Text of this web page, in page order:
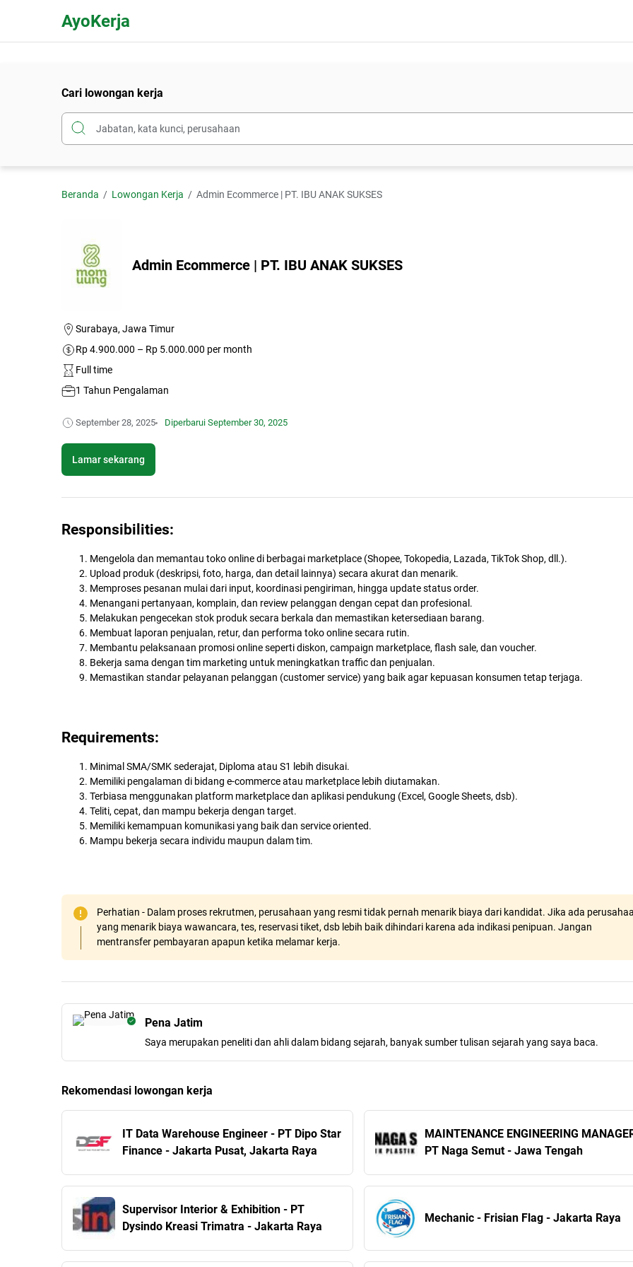
AyoKerja
Cari lowongan kerja
Beranda Lowongan Kerja Admin Ecommerce | PT. IBU ANAK SUKSES
Admin Ecommerce | PT. IBU ANAK SUKSES
Surabaya, Jawa Timur
Rp 4.900.000 – Rp 5.000.000 per month
Full time
1 Tahun Pengalaman
September 28, 2025 Diperbarui September 30, 2025
Lamar sekarang
Responsibilities:
Mengelola dan memantau toko online di berbagai marketplace (Shopee, Tokopedia, Lazada, TikTok Shop, dll.).
Upload produk (deskripsi, foto, harga, dan detail lainnya) secara akurat dan menarik.
Memproses pesanan mulai dari input, koordinasi pengiriman, hingga update status order.
Menangani pertanyaan, komplain, dan review pelanggan dengan cepat dan profesional.
Melakukan pengecekan stok produk secara berkala dan memastikan ketersediaan barang.
Membuat laporan penjualan, retur, dan performa toko online secara rutin.
Membantu pelaksanaan promosi online seperti diskon, campaign marketplace, flash sale, dan voucher.
Bekerja sama dengan tim marketing untuk meningkatkan traffic dan penjualan.
Memastikan standar pelayanan pelanggan (customer service) yang baik agar kepuasan konsumen tetap terjaga.
Requirements:
Minimal SMA/SMK sederajat, Diploma atau S1 lebih disukai.
Memiliki pengalaman di bidang e-commerce atau marketplace lebih diutamakan.
Terbiasa menggunakan platform marketplace dan aplikasi pendukung (Excel, Google Sheets, dsb).
Teliti, cepat, dan mampu bekerja dengan target.
Memiliki kemampuan komunikasi yang baik dan service oriented.
Mampu bekerja secara individu maupun dalam tim.
Perhatian - Dalam proses rekrutmen, perusahaan yang resmi tidak pernah menarik biaya dari kandidat. Jika ada
yang menarik biaya wawancara, tes, reservasi tiket, dsb lebih baik dihindari karena ada indikasi penipuan. Jangan
mentransfer pembayaran apapun ketika melamar kerja.
Pena Jatim
Saya merupakan peneliti dan ahli dalam bidang sejarah, banyak sumber tulisan sejarah yang saya baca.
Rekomendasi lowongan kerja
IT Data Warehouse Engineer - PT Dipo Star
Finance - Jakarta Pusat, Jakarta Raya
MAINTENANCE ENGINEERING
PT Naga Semut - Jawa Tengah
Supervisor Interior & Exhibition - PT
Dysindo Kreasi Trimatra - Jakarta Raya
Mechanic - Frisian Flag - Jakarta Raya